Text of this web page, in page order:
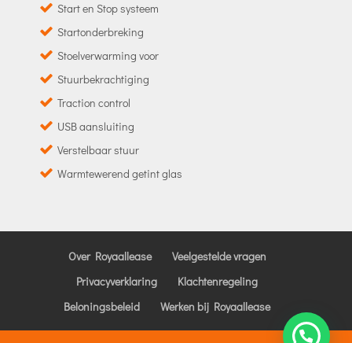
Start en Stop systeem
Startonderbreking
Stoelverwarming voor
Stuurbekrachtiging
Traction control
USB aansluiting
Verstelbaar stuur
Warmtewerend getint glas
Over Royaallease
Veelgestelde vragen
Privacyverklaring
Klachtenregeling
Beloningsbeleid
Werken bij Royaallease